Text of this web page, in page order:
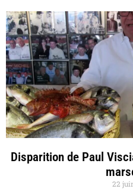
Disparition de Paul
22